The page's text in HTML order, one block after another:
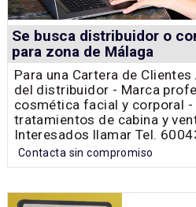
Se busca distribuidor o
para zona de Málaga
Para una Cartera de
del distribuidor - Marca
cosmética facial y corporal -
tratamientos de cabina y
Interesados llamar Tel.
Contacta sin compromiso